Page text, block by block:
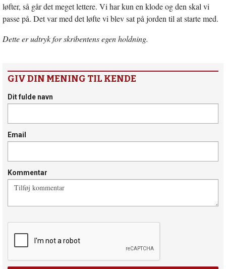
løfter, så går det meget lettere. Vi har kun en klode og den skal vi
passe på. Det var med det løfte vi blev sat på jorden til at starte med.
Dette er udtryk for skribentens egen holdning.
GIV DIN MENING TIL KENDE
Dit fulde navn
Email
Kommentar